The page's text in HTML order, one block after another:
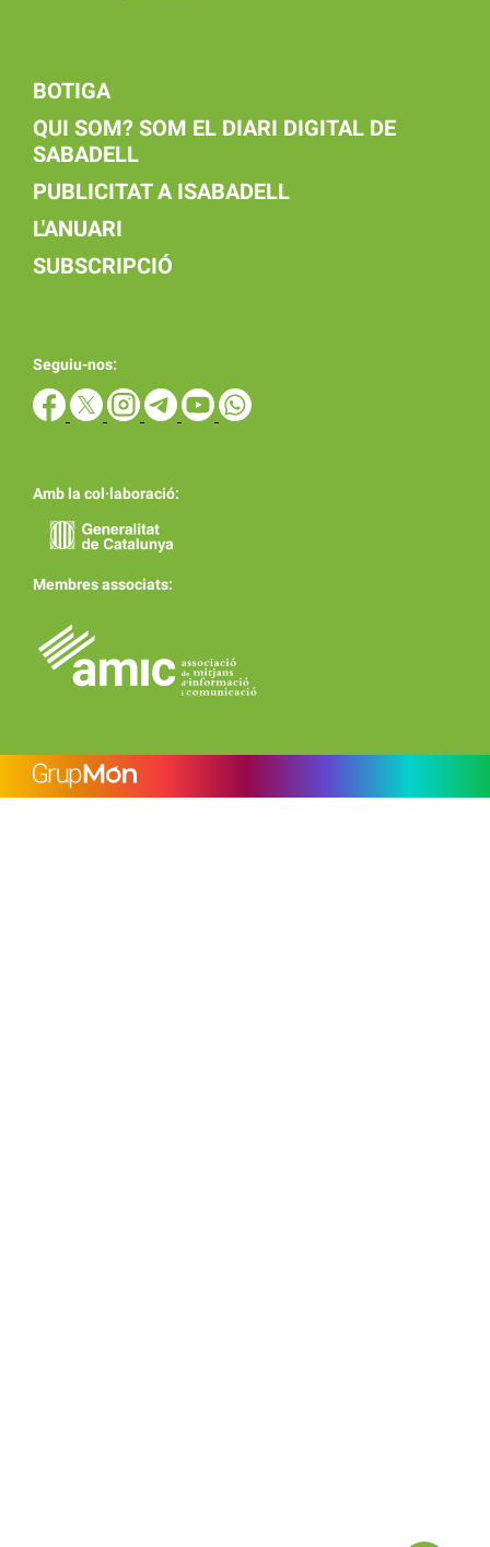
BOTIGA
QUI SOM? SOM EL DIARI DIGITAL DE
SABADELL
PUBLICITAT A ISABADELL
L'ANUARI
SUBSCRIPCIÓ
Seguiu-nos:
Amb la col·laboració:
Membres associats: